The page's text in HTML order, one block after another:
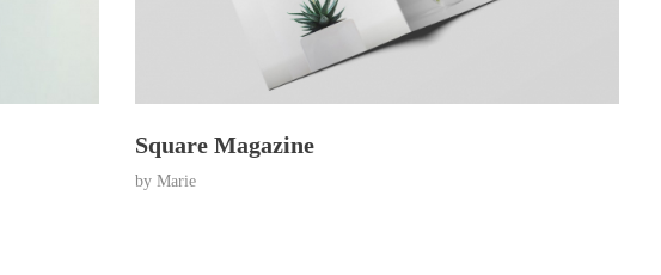
Square Magazine
by Marie